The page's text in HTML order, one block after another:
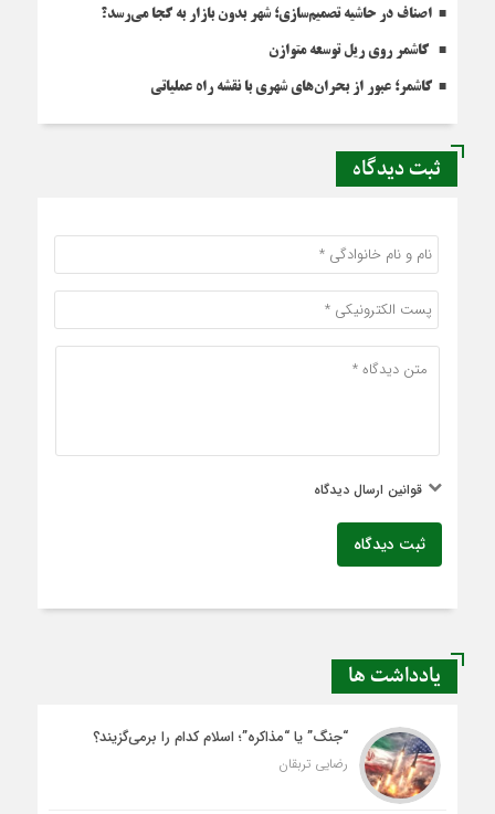
اصناف در حاشیه تصمیم‌سازی؛ شهر بدون بازار به کجا می‌رسد؟
کاشمر روی ریل توسعه متوازن
کاشمر؛ عبور از بحران‌های شهری با نقشه راه عملیاتی
ثبت دیدگاه
قوانین ارسال دیدگاه
ثبت دیدگاه
یادداشت ها
“جنگ” یا “مذاکره”؛ اسلام کدام را برمی‌گزیند؟
رضایی تربقان